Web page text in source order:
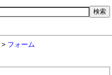
> フォーム